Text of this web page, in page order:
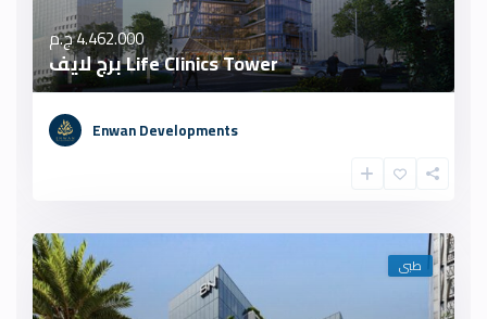
4.462.000 ج.م
Life Clinics Tower برج لايف
Enwan Developments
طبى